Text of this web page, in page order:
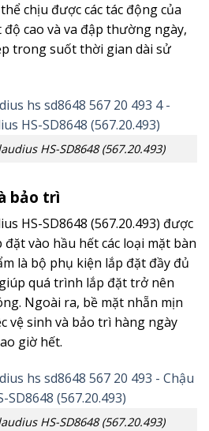
chịu được các tác động của
cao và va đập thường ngày,
trong suốt thời gian dài sử
HS-SD8648 (567.20.493)
bảo trì
HS-SD8648 (567.20.493) được
vào hầu hết các loại mặt bàn
là bộ phụ kiện lắp đặt đầy đủ
quá trình lắp đặt trở nên
Ngoài ra, bề mặt nhẵn mịn
vệ sinh và bảo trì hàng ngày
giờ hết.
HS-SD8648 (567.20.493)